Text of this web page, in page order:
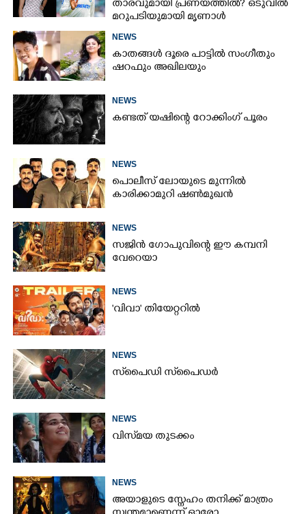
താരവുമായി പ്രണയത്തിൽ? ഒടുവിൽ
മറുപടിയുമായി മൃണാൾ
NEWS
കാതങ്ങൾ ദൂരെ പാട്ടിൽ സംഗീതും
ഷറഫും അഖിലയും
NEWS
കണ്ടത് യഷിന്റെ റോക്കിംഗ് പൂരം
NEWS
പൊലീസ് ലോയുടെ മുന്നിൽ
കാരിക്കാമുറി ഷൺമുഖൻ
NEWS
സജിൻ ഗോപുവിന്റെ ഈ കമ്പനി
വേറെയാ
NEWS
'വിവാ' തിയേറ്ററിൽ
NEWS
സ്‌പൈ‌ഡി സ്‌പൈ‌ഡർ
NEWS
വിസ്‌മയ തുടക്കം
NEWS
അയാളുടെ സ്നേഹം തനിക്ക് മാത്രം